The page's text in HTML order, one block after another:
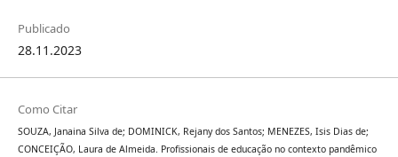
Publicado
28.11.2023
Como Citar
SOUZA, Janaina Silva de; DOMINICK, Rejany dos Santos; MENEZES, Isis Dias de;
CONCEIÇÃO, Laura de Almeida. Profissionais de educação no contexto pandêmico